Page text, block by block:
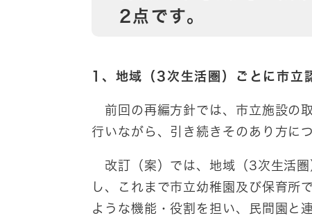
2点です。
1、地域（3次生活圏）ごとに市立
前回の再編方針では、市立施設の
行いながら、引き続きそのあり方に
改訂（案）では、地域（3次生活
し、これまで市立幼稚園及び保育所
ような機能・役割を担い、民間園と